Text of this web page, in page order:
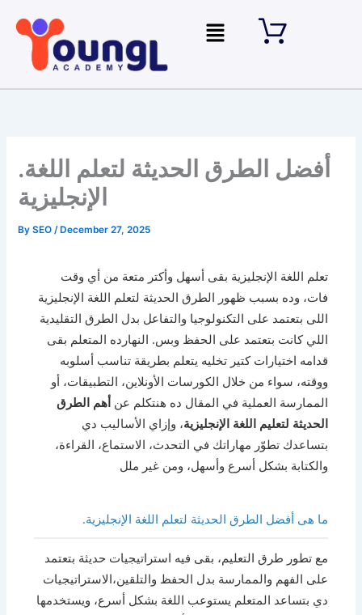
content
Menu
.أفضل الطرق الحديثة لتعلم اللغة
الإنجليزية
BySEO/ December 27, 2025
تعلم اللغة الإنجليزية بقى أسهل وأكتر متعة من أي وقت
فات، وده بسبب ظهور الطرق الحديثة لتعلم اللغة الإنجليزية
اللى بتعتمد على التكنولوجيا والتفاعل بدل الطرق التقليدية
اللي كانت بتعتمد على الحفظ وبس. النهارده المتعلم بقى
قدامه اختيارات كتير تخليه يتعلم بطريقة تناسب أسلوبه
ووقته، سواء من خلال الكورسات الأونلاين، التطبيقات، أو
الممارسة العملية في المقال ده هنتكلم عنأهم الطرق
الحديثة لتعليم اللغة الإنجليزية، وإزاي الأساليب دي
بتساعدك تطوّر مهاراتك في التحدث، الاستماع، القراءة،
والكتابة بشكل أسرع وأسهل، ومن غير ملل
ما هى أفضل الطرق الحديثة لتعلم اللغة الإنجليزية.
مع تطور طرق التعليم، بقى فيه استراتيجيات حديثة بتعتمد
على الفهم والممارسة بدل الحفظ والتلقين،الاستراتيجيات
دي بتساعد المتعلم يستوعب اللغة بشكل أسرع، ويستخدمها